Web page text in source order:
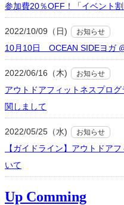
参加費20％OFF！「イベント割
2022/10/09（日) お知らせ
10月10日 OCEAN SIDEヨガ
2022/06/16（木) お知らせ
アウトドアフィットネスプロ
関しまして
2022/05/25（水) お知らせ
【ガイドライン】アウトドア
いて
Up Comming